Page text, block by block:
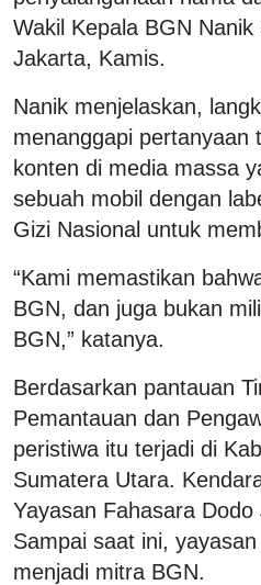
Wakil Kepala BGN
Jakarta, Kamis.
Nanik menjelaskan,
menanggapi pertanyaan
konten di media massa
sebuah mobil dengan
Gizi Nasional untuk
“Kami memastikan
BGN, dan juga bukan
BGN,” katanya.
Berdasarkan pantauan
Pemantauan dan
peristiwa itu terjadi di
Sumatera Utara.
Yayasan Fahasara
Sampai saat ini,
menjadi mitra BGN.